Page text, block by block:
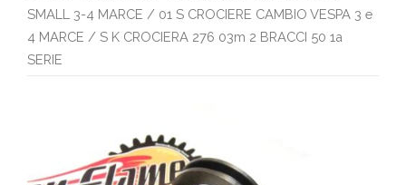
SMALL 3-4 MARCE / 01 S CROCIERE CAMBIO VESPA 3 e
4 MARCE / S K CROCIERA 276 03m 2 BRACCI 50 1a
SERIE